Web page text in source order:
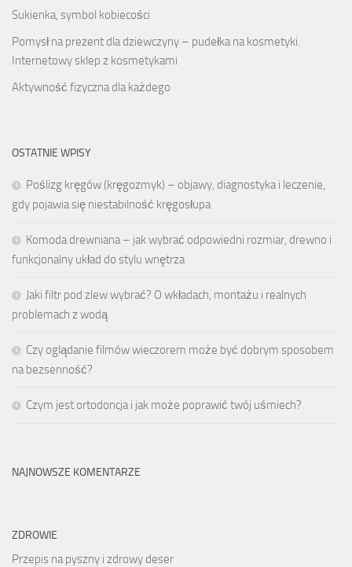
Sukienka, symbol kobiecości
Pomysł na prezent dla dziewczyny – pudełka na kosmetyki.
Internetowy sklep z kosmetykami
Aktywność fizyczna dla każdego
OSTATNIE WPISY
Poślizg kręgów (kręgozmyk) – objawy, diagnostyka i leczenie,
gdy pojawia się niestabilność kręgosłupa
Komoda drewniana – jak wybrać odpowiedni rozmiar, drewno i
funkcjonalny układ do stylu wnętrza
Jaki filtr pod zlew wybrać? O wkładach, montażu i realnych
problemach z wodą
Czy oglądanie filmów wieczorem może być dobrym sposobem
na bezsenność?
Czym jest ortodoncja i jak może poprawić twój uśmiech?
NAJNOWSZE KOMENTARZE
ZDROWIE
Przepis na pyszny i zdrowy deser